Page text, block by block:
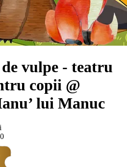
vulpe - teatru
copii @
lui Manuc